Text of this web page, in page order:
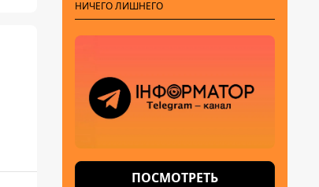
НИЧЕГО ЛИШНЕГО
ПОСМОТРЕТЬ